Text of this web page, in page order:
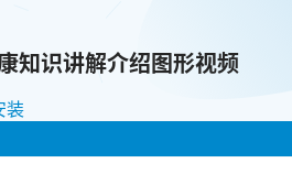
知识讲解介绍图形视频
装